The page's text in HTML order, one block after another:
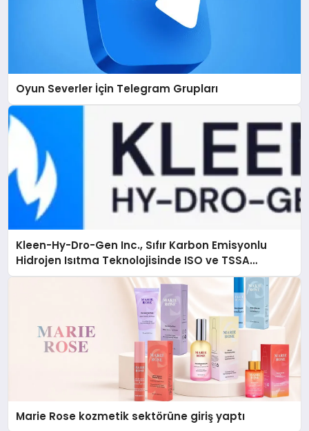
Oyun Severler İçin Telegram Grupları
Kleen-Hy-Dro-Gen Inc., Sıfır Karbon Emisyonlu
Hidrojen Isıtma Teknolojisinde ISO ve TSSA
Düzenleyici Onaylarını Aldı
Marie Rose kozmetik sektörüne giriş yaptı